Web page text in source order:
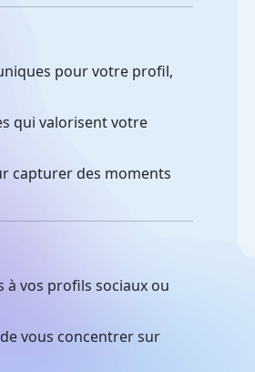
pour votre profil,
qui valorisent votre
capturer des moments
à vos profils sociaux ou
vous concentrer sur